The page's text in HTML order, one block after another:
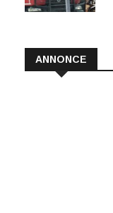
ANNONCE